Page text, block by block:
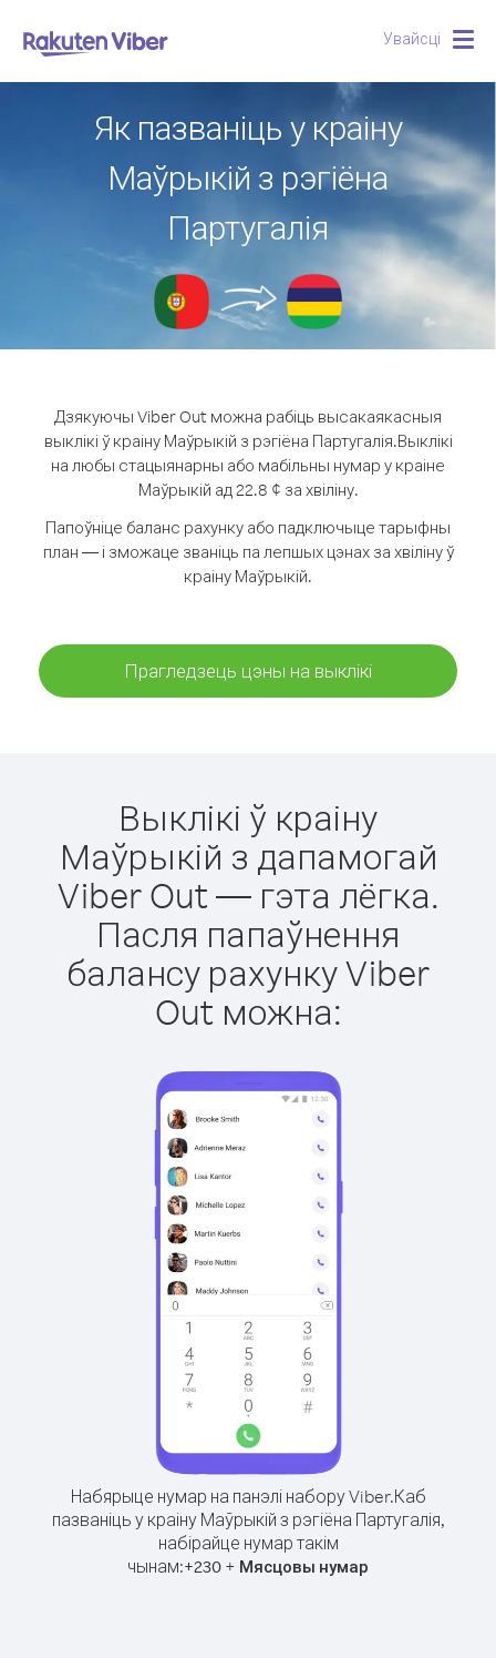
Увайсці
Як пазваніць у краіну
Маўрыкій з рэгіёна
Партугалія
Дзякуючы Viber Out можна рабіць высакаякасныя
выклікі ў краіну Маўрыкій з рэгіёна Партугалія.Выклікі
на любы стацыянарны або мабільны нумар у краіне
Маўрыкій ад 22.8 ¢ за хвіліну.
Папоўніце баланс рахунку або падключыце тарыфны
план — і зможаце званіць па лепшых цэнах за хвіліну ў
краіну Маўрыкій.
Прагледзець цэны на выклікі
Выклікі ў краіну
Маўрыкій з дапамогай
Viber Out — гэта лёгка.
Пасля папаўнення
балансу рахунку Viber
Out можна:
Набярыце нумар на панэлі набору Viber.Каб
пазваніць у краіну Маўрыкій з рэгіёна Партугалія,
набірайце нумар такім
чынам:+230 + Мясцовы нумар